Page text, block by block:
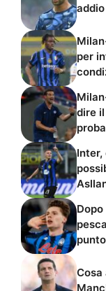
per
dire
Inter,
Cosa